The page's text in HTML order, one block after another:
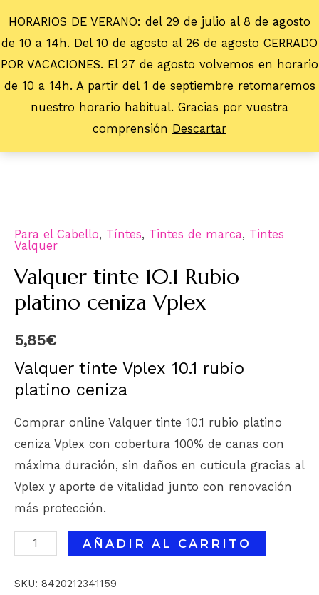
HORARIOS DE VERANO: del 29 de julio al 8 de agosto
de 10 a 14h. Del 10 de agosto al 26 de agosto CERRADO
POR VACACIONES. El 27 de agosto volvemos en horario
de 10 a 14h. A partir del 1 de septiembre retomaremos
nuestro horario habitual. Gracias por vuestra
comprensión Descartar
Para el Cabello, Tíntes, Tintes de marca, Tintes
Valquer
Valquer tinte 10.1 Rubio
platino ceniza Vplex
5,85€
Valquer tinte Vplex 10.1 rubio
platino ceniza
Comprar online Valquer tinte 10.1 rubio platino
ceniza Vplex con cobertura 100% de canas con
máxima duración, sin daños en cutícula gracias al
Vplex y aporte de vitalidad junto con renovación
más protección.
AÑADIR AL CARRITO
SKU: 8420212341159